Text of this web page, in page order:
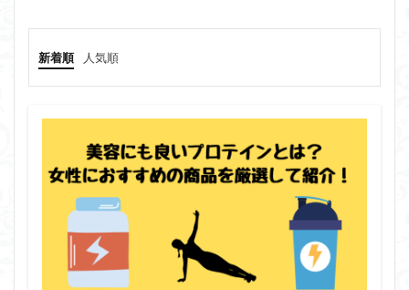
新着順 人気順